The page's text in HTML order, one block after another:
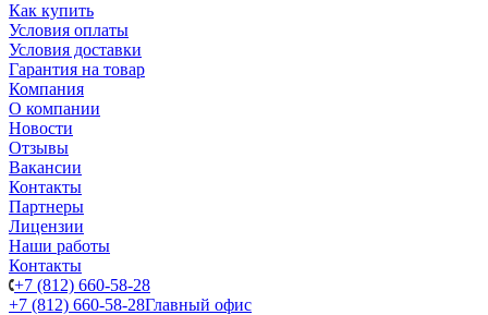
Как купить
Условия оплаты
Условия доставки
Гарантия на товар
Компания
О компании
Новости
Отзывы
Вакансии
Контакты
Партнеры
Лицензии
Наши работы
Контакты
+7 (812) 660-58-28
+7 (812) 660-58-28Главный офис